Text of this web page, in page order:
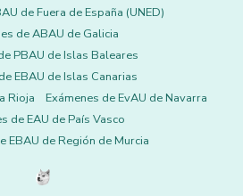
de Fuera de España (UNED)
de ABAU de Galicia
PBAU de Islas Baleares
EBAU de Islas Canarias
Rioja
Exámenes de EvAU de Navarra
de EAU de País Vasco
EBAU de Región de Murcia